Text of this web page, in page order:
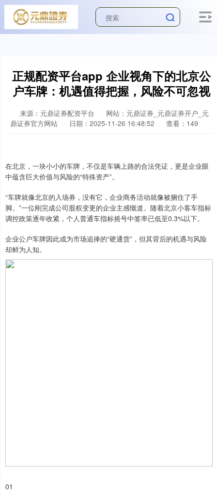
正规配资平台app 企业视角下的北京公
户车牌：机遇值得把握，风险不可忽视
来源：元鼎证券配资平台
网站：元鼎证券_元鼎证券开户_元
鼎证券官方网站
日期：2025-11-26 16:48:52 查看：149
在北京，一块小小的车牌，不仅是车辆上路的合法凭证，更是企业眼
中蕴含巨大价值与风险的“特殊资产”。
“车牌就像北京的入场券，没有它，企业商务活动就像被捆住了手
脚。”一位刚完成公司股权变更的企业主感慨道。随着北京小客车指标
调控政策逐年收紧，个人普通车指标摇号中签率已低至0.3%以下。
企业公户车牌因此成为市场追捧的“硬通货”，但其背后的机遇与风险
却鲜为人知。
01